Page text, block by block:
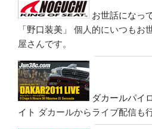
お世話になっ
「野口装美」
個人的にいつもお
屋さんです。
ダカールパイ
イト ダカールからライブ配信も